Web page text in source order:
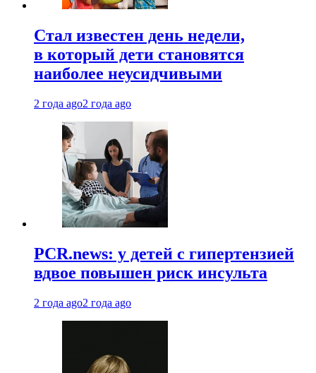
Стал известен день недели,
в который дети становятся
наиболее неусидчивыми
2 года ago2 года ago
PCR.news: у детей с гипертензией
вдвое повышен риск инсульта
2 года ago2 года ago